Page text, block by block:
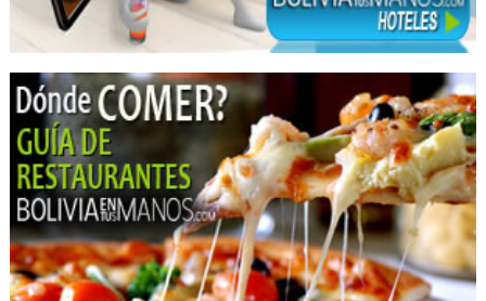
Carga Terrestre
Encomiendas
Embalajes
Mudanzas
Mudanzas Nacionales
Servicio de Carga y Transporte
Transporte de Carga Nacional
Transporte Terrestre
Transporte de carga terrestre
Transporte Larga Distancia